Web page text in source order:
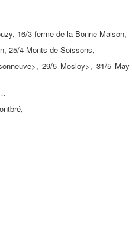
16/3 ferme de la Bonne Maison,
25/4 Monts de Soissons,
29/5 Mosloy>, 31/5